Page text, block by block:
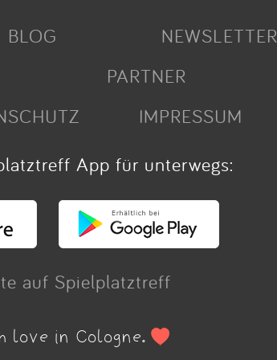
BLOG
NEWSLETTER
PARTNER
IMPRESSUM
App für unterwegs:
auf Spielplatztreff
love in Cologne.